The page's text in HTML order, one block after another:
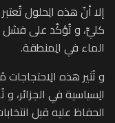
إلا أنّ هذه الِحلول
كليٍّ، و تُؤكّد على فشل
الماء في الِمنطقة.
و تُثير هذه
الِسياسية في الجزائر،
الحفاظ عليه قبل